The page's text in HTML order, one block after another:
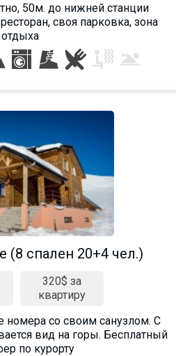
50м. до нижней станции
своя парковка, зона
отдыха
(8 спален 20+4 чел.)
320$ за
квартиру
номера со своим санузлом. С
вид на горы. Бесплатный
по курорту